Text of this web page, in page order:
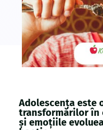
Adolescența este
transformărilor în
și emoțiile